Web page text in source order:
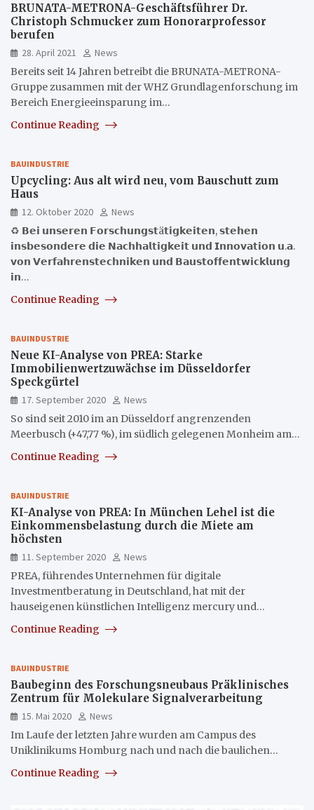
BRUNATA-METRONA-Geschäftsführer Dr.
Christoph Schmucker zum Honorarprofessor
berufen
28. April 2021
News
Bereits seit 14 Jahren betreibt die BRUNATA-METRONA-
Gruppe zusammen mit der WHZ Grundlagenforschung im
Bereich Energieeinsparung im…
Continue Reading
BAUINDUSTRIE
Upcycling: Aus alt wird neu, vom Bauschutt zum
Haus
12. Oktober 2020
News
♻️ 𝗕𝗲𝗶 𝘂𝗻𝘀𝗲𝗿𝗲𝗻 𝗙𝗼𝗿𝘀𝗰𝗵𝘂𝗻𝗴𝘀𝘁ä𝘁𝗶𝗴𝗸𝗲𝗶𝘁𝗲𝗻, 𝘀𝘁𝗲𝗵𝗲𝗻
𝗶𝗻𝘀𝗯𝗲𝘀𝗼𝗻𝗱𝗲𝗿𝗲 𝗱𝗶𝗲 𝗡𝗮𝗰𝗵𝗵𝗮𝗹𝘁𝗶𝗴𝗸𝗲𝗶𝘁 𝘂𝗻𝗱 𝗜𝗻𝗻𝗼𝘃𝗮𝘁𝗶𝗼𝗻 𝘂.𝗮.
𝘃𝗼𝗻 𝗩𝗲𝗿𝗳𝗮𝗵𝗿𝗲𝗻𝘀𝘁𝗲𝗰𝗵𝗻𝗶𝗸𝗲𝗻 𝘂𝗻𝗱 𝗕𝗮𝘂𝘀𝘁𝗼𝗳𝗳𝗲𝗻𝘁𝘄𝗶𝗰𝗸𝗹𝘂𝗻𝗴
𝗶𝗻…
Continue Reading
BAUINDUSTRIE
Neue KI-Analyse von PREA: Starke
Immobilienwertzuwächse im Düsseldorfer
Speckgürtel
17. September 2020
News
So sind seit 2010 im an Düsseldorf angrenzenden
Meerbusch (+47,77 %), im südlich gelegenen Monheim am…
Continue Reading
BAUINDUSTRIE
KI-Analyse von PREA: In München Lehel ist die
Einkommensbelastung durch die Miete am
höchsten
11. September 2020
News
PREA, führendes Unternehmen für digitale
Investmentberatung in Deutschland, hat mit der
hauseigenen künstlichen Intelligenz mercury und…
Continue Reading
BAUINDUSTRIE
Baubeginn des Forschungsneubaus Präklinisches
Zentrum für Molekulare Signalverarbeitung
15. Mai 2020
News
Im Laufe der letzten Jahre wurden am Campus des
Uniklinikums Homburg nach und nach die baulichen…
Continue Reading